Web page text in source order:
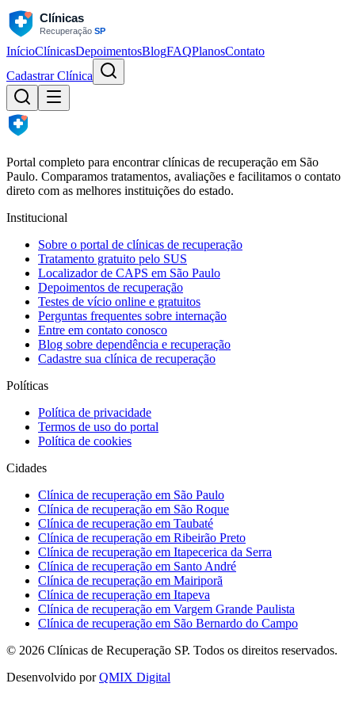
InícioClínicasDepoimentosBlogFAQPlanosContato
Cadastrar Clínica
Portal completo para encontrar clínicas de recuperação em São
Paulo. Comparamos tratamentos, avaliações e facilitamos o contato
direto com as melhores instituições do estado.
Institucional
Sobre o portal de clínicas de recuperação
Tratamento gratuito pelo SUS
Localizador de CAPS em São Paulo
Depoimentos de recuperação
Testes de vício online e gratuitos
Perguntas frequentes sobre internação
Entre em contato conosco
Blog sobre dependência e recuperação
Cadastre sua clínica de recuperação
Políticas
Política de privacidade
Termos de uso do portal
Política de cookies
Cidades
Clínica de recuperação em São Paulo
Clínica de recuperação em São Roque
Clínica de recuperação em Taubaté
Clínica de recuperação em Ribeirão Preto
Clínica de recuperação em Itapecerica da Serra
Clínica de recuperação em Santo André
Clínica de recuperação em Mairiporã
Clínica de recuperação em Itapeva
Clínica de recuperação em Vargem Grande Paulista
Clínica de recuperação em São Bernardo do Campo
© 2026 Clínicas de Recuperação SP. Todos os direitos reservados.
Desenvolvido por QMIX Digital